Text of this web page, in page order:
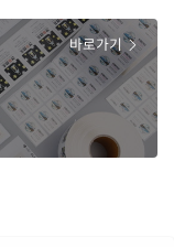
바로가기